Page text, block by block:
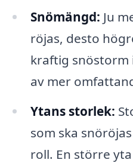
Snömängd: Ju
röjas, desto
kraftig snöstorm
av mer
Ytans storlek:
som ska
roll. En större